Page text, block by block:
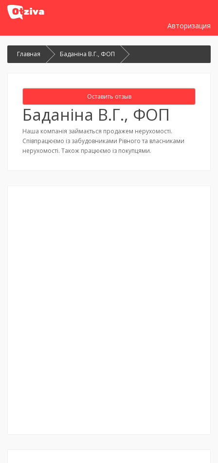
Авторизация
Главная Баданіна В.Г., ФОП
Оставить отзыв
Баданіна В.Г., ФОП
Наша компанія займається продажем нерухомості.
Співпрацюємо із забудовниками Рівного та власниками
нерухомості. Також працюємо із покупцями.